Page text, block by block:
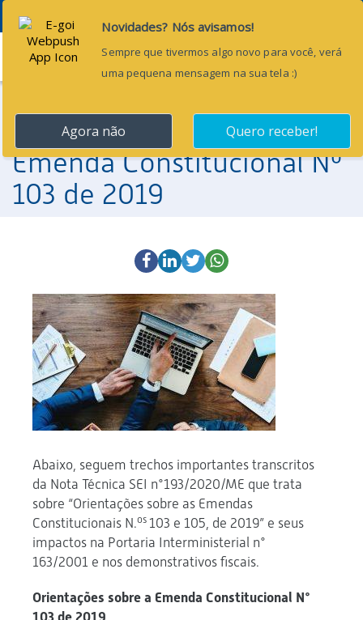
Menu
Orientações sobre a
Emenda Constitucional Nº
103 de 2019
Abaixo, seguem trechos importantes transcritos
da Nota Técnica SEI n°193/2020/ME que trata
sobre “Orientações sobre as Emendas
Constitucionais N.os 103 e 105, de 2019” e seus
impactos na Portaria Interministerial n°
163/2001 e nos demonstrativos fiscais.
Orientações sobre a Emenda Constitucional N°